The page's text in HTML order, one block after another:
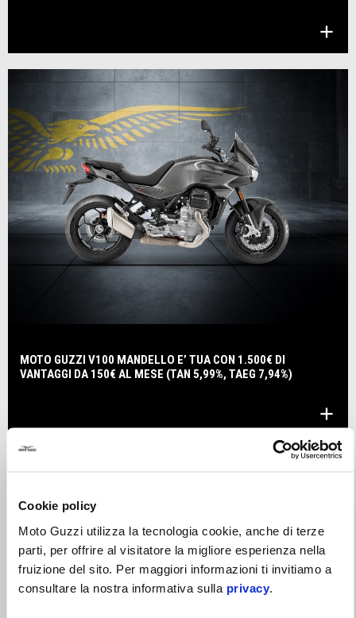
Cookie policy
Moto Guzzi utilizza la tecnologia cookie, anche di terze
parti, per offrire al visitatore la migliore esperienza nella
fruizione del sito. Per maggiori informazioni ti invitiamo a
consultare la nostra informativa sulla privacy
MOTO GUZZI V100 MANDELLO E’ TUA CON 1.500€ DI
VANTAGGI DA 150€ AL MESE (TAN 5,99%, TAEG 7,94%)